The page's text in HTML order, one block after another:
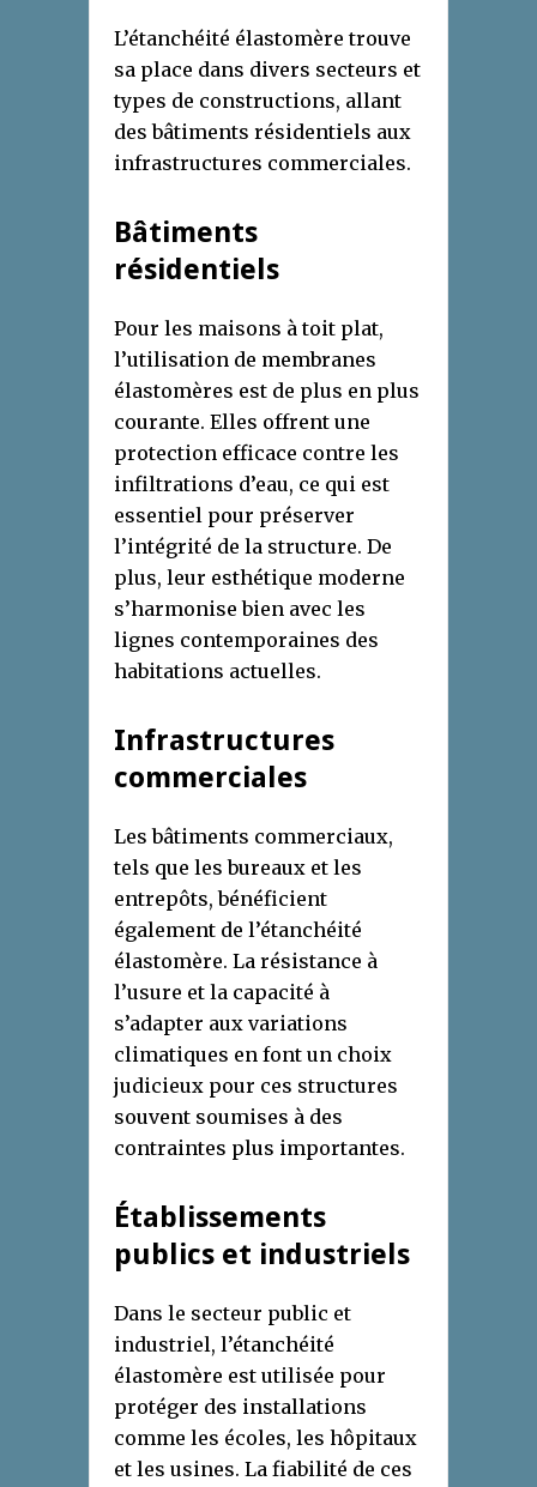
L’étanchéité élastomère trouve
sa place dans divers secteurs et
types de constructions, allant
des bâtiments résidentiels aux
infrastructures commerciales.
Bâtiments
résidentiels
Pour les maisons à toit plat,
l’utilisation de membranes
élastomères est de plus en plus
courante. Elles offrent une
protection efficace contre les
infiltrations d’eau, ce qui est
essentiel pour préserver
l’intégrité de la structure. De
plus, leur esthétique moderne
s’harmonise bien avec les
lignes contemporaines des
habitations actuelles.
Infrastructures
commerciales
Les bâtiments commerciaux,
tels que les bureaux et les
entrepôts, bénéficient
également de l’étanchéité
élastomère. La résistance à
l’usure et la capacité à
s’adapter aux variations
climatiques en font un choix
judicieux pour ces structures
souvent soumises à des
contraintes plus importantes.
Établissements
publics et industriels
Dans le secteur public et
industriel, l’étanchéité
élastomère est utilisée pour
protéger des installations
comme les écoles, les hôpitaux
et les usines. La fiabilité de ces